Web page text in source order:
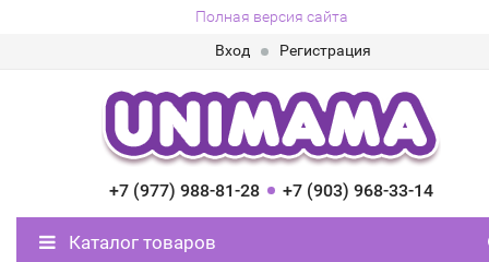
Полная версия сайта
Вход
Регистрация
+7 (977) 988-81-28 +7 (903) 968-33-14
Каталог товаров